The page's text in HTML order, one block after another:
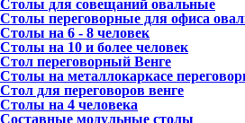
Столы для совещаний овальные
Столы переговорные для офиса
Столы на 6 - 8 человек
Столы на 10 и более человек
Стол переговорный Венге
Столы на металлокаркасе
Стол для переговоров венге
Столы на 4 человека
Составные модульные столы